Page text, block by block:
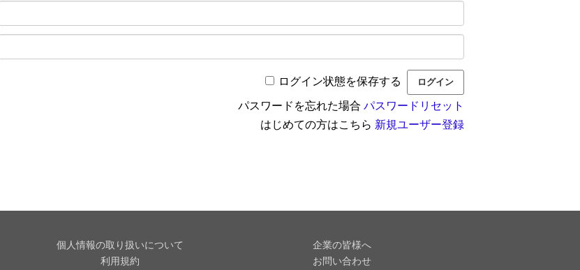
ログイン状態を保存する
パスワードを忘れた場合 パスワードリセット
はじめての方はこちら 新規ユーザー登録
個人情報の取り扱いについて
利用規約
企業の皆様へ
お問い合わせ